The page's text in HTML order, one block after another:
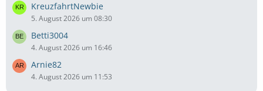
KreuzfahrtNewbie
5. August 2026 um 08:30
Betti3004
4. August 2026 um 16:46
Arnie82
4. August 2026 um 11:53